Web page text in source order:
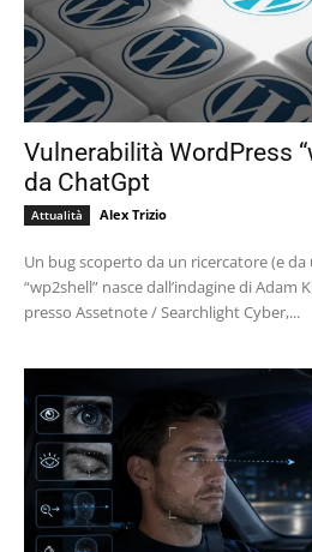
Vulnerabilità WordPress
da ChatGpt
Attualità Alex Trizio
Un bug scoperto da un ricercatore (e da un’IA) La
“wp2shell” nasce dall’indagine di Adam
presso Assetnote / Searchlight Cyber,...